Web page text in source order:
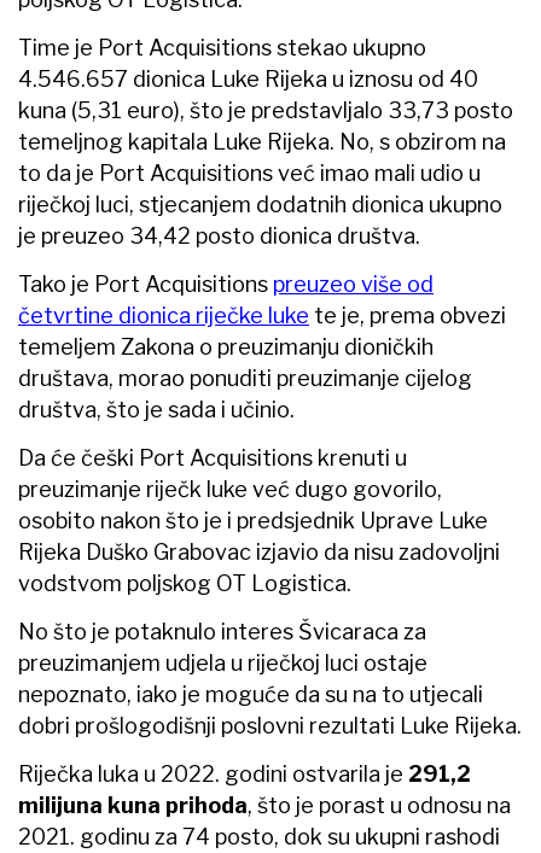
Time je Port Acquisitions stekao ukupno
4.546.657 dionica Luke Rijeka u iznosu od 40
kuna (5,31 euro), što je predstavljalo 33,73 posto
temeljnog kapitala Luke Rijeka. No, s obzirom na
to da je Port Acquisitions već imao mali udio u
riječkoj luci, stjecanjem dodatnih dionica ukupno
je preuzeo 34,42 posto dionica društva.
Tako je Port Acquisitions preuzeo više od
četvrtine dionica riječke luke te je, prema obvezi
temeljem Zakona o preuzimanju dioničkih
društava, morao ponuditi preuzimanje cijelog
društva, što je sada i učinio.
Da će češki Port Acquisitions krenuti u
preuzimanje riječk luke već dugo govorilo,
osobito nakon što je i predsjednik Uprave Luke
Rijeka Duško Grabovac izjavio da nisu zadovoljni
vodstvom poljskog OT Logistica.
No što je potaknulo interes Švicaraca za
preuzimanjem udjela u riječkoj luci ostaje
nepoznato, iako je moguće da su na to utjecali
dobri prošlogodišnji poslovni rezultati Luke Rijeka.
Riječka luka u 2022. godini ostvarila je 291,2
milijuna kuna prihoda, što je porast u odnosu na
2021. godinu za 74 posto, dok su ukupni rashodi